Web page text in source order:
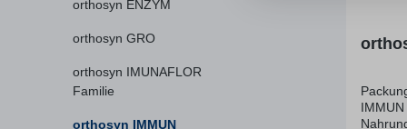
orthosyn ENZYM
orthosyn GRO
orthosyn IMUNAFLOR
Familie
orthosyn IMMUN
Packung